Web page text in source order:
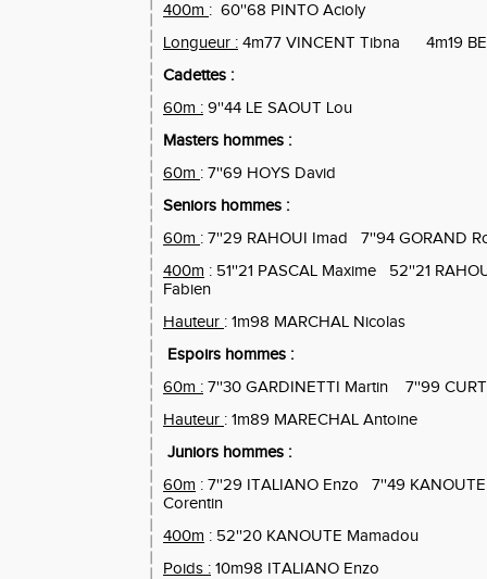
400m : 60''68 PINTO Acioly
Longueur : 4m77 VINCENT Tibna
4m19
Cadettes :
60m : 9''44 LE SAOUT Lou
Masters hommes :
60m : 7''69 HOYS David
Seniors hommes :
60m : 7''29 RAHOUI Imad
7''94 GORAND
400m : 51''21 PASCAL Maxime
52''21
Fabien
Hauteur : 1m98 MARCHAL Nicolas
Espoirs hommes :
60m : 7''30 GARDINETTI Martin
7''99
Hauteur : 1m89 MARECHAL Antoine
Juniors hommes :
60m : 7''29 ITALIANO Enzo
7''49
Corentin
400m : 52''20 KANOUTE Mamadou
Poids : 10m98 ITALIANO Enzo